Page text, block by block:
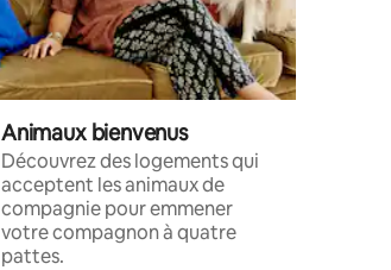
Animaux bienvenus
Découvrez des logements qui
acceptent les animaux de
compagnie pour emmener
votre compagnon à quatre
pattes.